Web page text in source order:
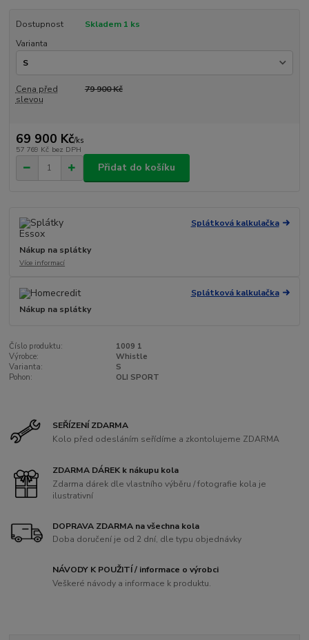
Dostupnost
Skladem 1 ks
Varianta
Cena před
slevou
79 900 Kč
69 900 Kč/ks
57 769 Kč bez DPH
Přidat do košíku
Splátková kalkulačka
Nákup na splátky
Více informací
Splátková kalkulačka
Nákup na splátky
Číslo produktu:
1009 1
Výrobce:
Whistle
Varianta:
S
Pohon:
OLI SPORT
SEŘÍZENÍ ZDARMA
Kolo před odesláním seřídíme a zkontolujeme ZDARMA
ZDARMA DÁREK k nákupu kola
Zdarma dárek dle vlastního výběru / fotografie kola je
ilustrativní
DOPRAVA ZDARMA na všechna kola
Doba doručení je od 2 dní, dle typu objednávky
NÁVODY K POUŽITÍ / informace o výrobci
Veškeré návody a informace k produktu.